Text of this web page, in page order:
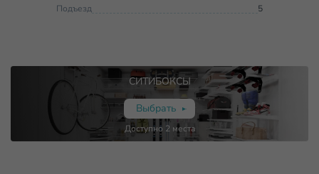
Подъезд
5
СИТИБОКСЫ
Выбрать
Доступно 2 места